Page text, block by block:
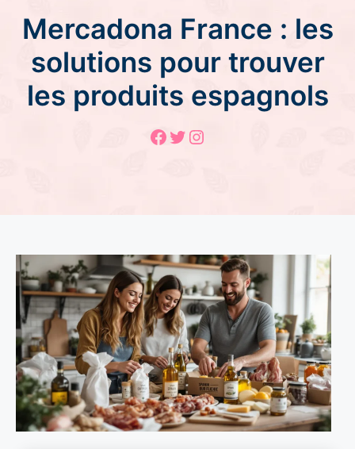
Mercadona France : les
solutions pour trouver
les produits espagnols
Facebook
Twitter
Instagram